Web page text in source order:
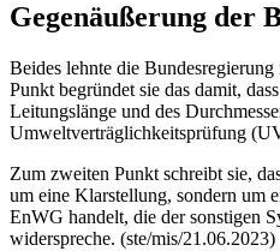
Gegenäußerung der
Beides lehnte die
Punkt begründet sie das damit,
Leitungslänge und des
Umweltverträglichkeitsprüfung
Zum zweiten Punkt schreibt sie,
um eine Klarstellung, sondern um
EnWG handelt, die der sonstigen
widerspreche. (ste/mis/21.06.2023)